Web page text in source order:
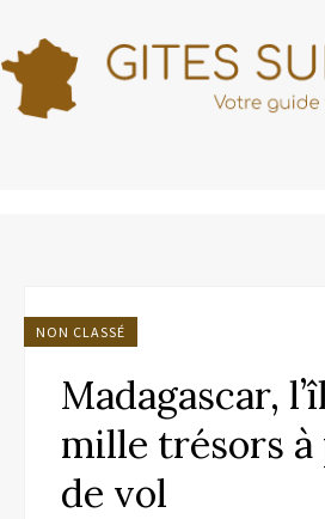
NON CLASSÉ
Madagascar,
mille trésors à
de vol